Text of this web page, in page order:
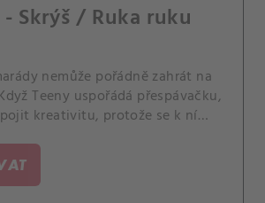
Skrýš / Ruka ruku
nemůže pořádně zahrát na
Teeny uspořádá přespávačku,
kreativitu, protože se k ní